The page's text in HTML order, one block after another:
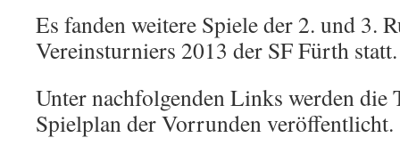
Es fanden weitere Spiele der 2. und 3.
Vereinsturniers 2013 der SF Fürth statt.
Unter nachfolgenden Links werden die
Spielplan der Vorrunden veröffentlicht.